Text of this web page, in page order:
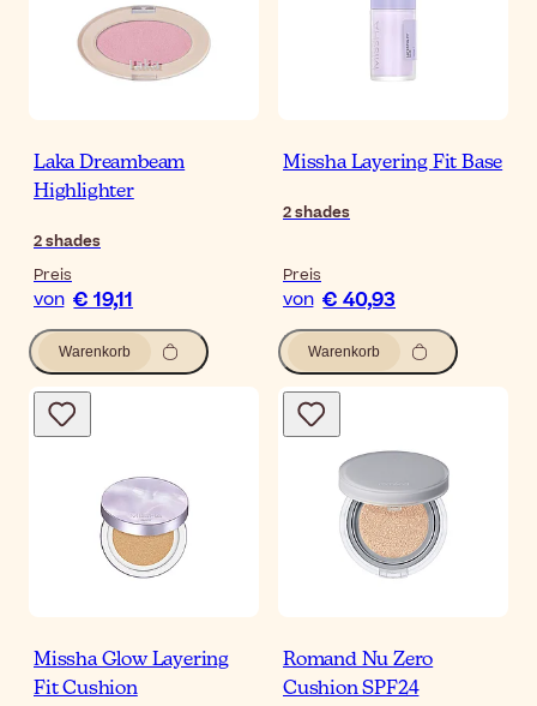
Laka Dreambeam
Highlighter
2shades
Preis
von € 19,11
Warenkorb
Missha Layering Fit Base
2shades
Preis
von € 40,93
Warenkorb
Missha Glow Layering
Fit Cushion
Romand Nu Zero
Cushion SPF24